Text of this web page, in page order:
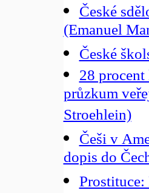
České
(Emanuel
České
28
průzkum
Stroehlein)
Češi v
dopis do